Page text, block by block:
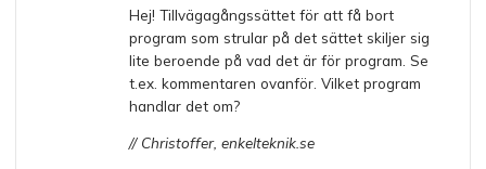
Hej! Tillvägagångssättet för att få bort
program som strular på det sättet skiljer sig
lite beroende på vad det är för program. Se
t.ex. kommentaren ovanför. Vilket program
handlar det om?
// Christoffer, enkelteknik.se